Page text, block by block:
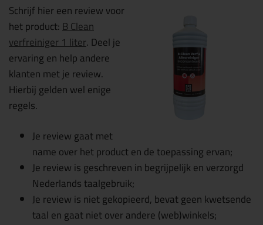
Schrijf hier een review voor
het product:B Clean
verfreiniger 1 liter. Deel je
ervaring en help andere
klanten met je review.
Hierbij gelden wel enige
regels.
Je review gaat met
name over het product en de toepassing ervan;
Je review is geschreven in begrijpelijk en verzorgd
Nederlands taalgebruik;
Je review is niet gekopieerd, bevat geen kwetsende
taal en gaat niet over andere (web)winkels;